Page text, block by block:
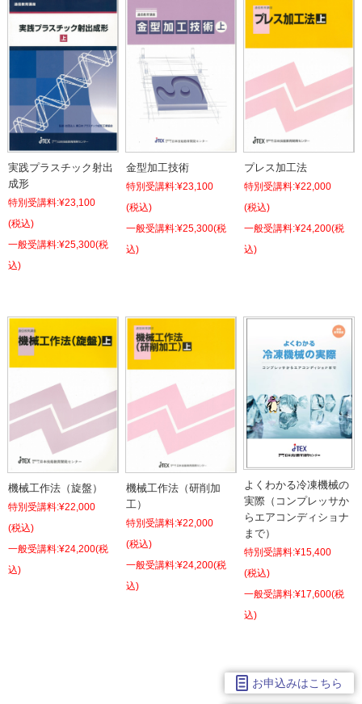
お申込みはこちら
実践プラスチック射出
成形
特別受講料:¥23,100
(税込)
¥25,300(税
込)
金型加工技術
特別受講料:¥23,100
(税込)
¥25,300(税
込)
プレス加工法
特別受講料:¥22,000
(税込)
¥24,200(税
込)
機械工作法（旋盤）
特別受講料:¥22,000
(税込)
¥24,200(税
込)
機械工作法（研削加
工）
特別受講料:¥22,000
(税込)
¥24,200(税
込)
よくわかる冷凍機械の
実際（コンプレッサか
らエアコンディショナ
まで）
特別受講料:¥15,400
(税込)
¥17,600(税
込)